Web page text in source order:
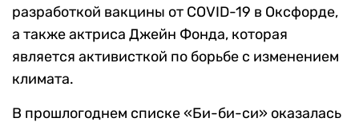
разработкой вакцины от COVID-19 в Оксфорде,
а также актриса Джейн Фонда, которая
является активисткой по борьбе с изменением
климата.
В прошлогоднем списке «Би-би-си» оказалась